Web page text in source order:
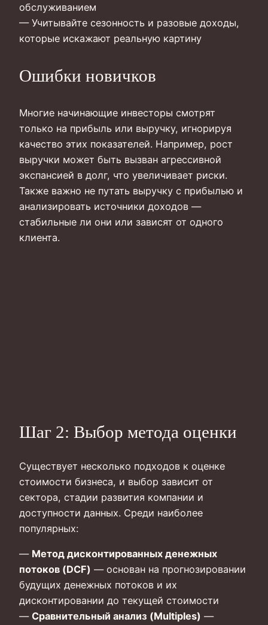
обслуживанием
— Учитывайте сезонность и разовые доходы,
которые искажают реальную картину
Ошибки новичков
Многие начинающие инвесторы смотрят
только на прибыль или выручку, игнорируя
качество этих показателей. Например, рост
выручки может быть вызван агрессивной
экспансией в долг, что увеличивает риски.
Также важно не путать выручку с прибылью и
анализировать источники доходов —
стабильные ли они или зависят от одного
клиента.
Шаг 2: Выбор метода оценки
Существует несколько подходов к оценке
стоимости бизнеса, и выбор зависит от
сектора, стадии развития компании и
доступности данных. Среди наиболее
популярных:
— Метод дисконтированных денежных
потоков (DCF) — основан на прогнозировании
будущих денежных потоков и их
дисконтировании до текущей стоимости
— Сравнительный анализ (Multiples) —